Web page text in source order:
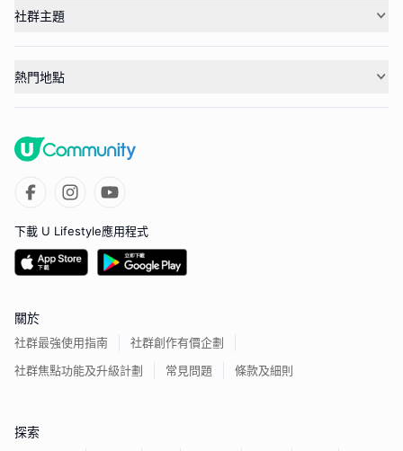
社群主題
熱門地點
下載 U Lifestyle應用程式
關於
社群最強使用指南
社群創作有價企劃
社群焦點功能及升級計劃
常見問題 條款及細則
探索